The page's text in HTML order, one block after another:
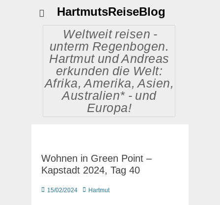
HartmutsReiseBlog
Weltweit reisen -
unterm Regenbogen.
Hartmut und Andreas
erkunden die Welt:
Afrika, Amerika, Asien,
Australien* - und
Europa!
Wohnen in Green Point –
Kapstadt 2024, Tag 40
Posted
15/02/2024 AutorHartmut